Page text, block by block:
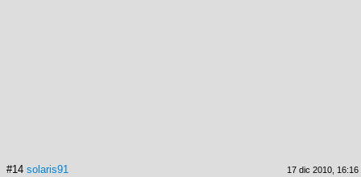
#14 solaris91 17 dic 2010, 16:16